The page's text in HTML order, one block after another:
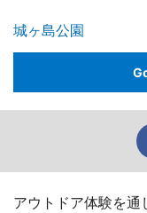
城ヶ島公園
アウトドア体験を通